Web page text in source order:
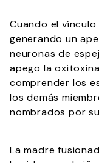
Cuando el
generando un
neuronas de
apego la
comprender los
los demás
nombrados por
La madre